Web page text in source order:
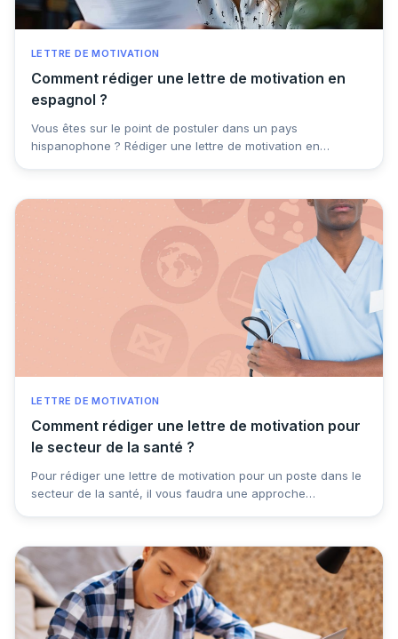
LETTRE DE MOTIVATION
Comment rédiger une lettre de motivation en
espagnol ?
Vous êtes sur le point de postuler dans un pays
hispanophone ? Rédiger une lettre de motivation en
pratiques et nos exemples concrets pour la rédaction de
votre "carta de presentación".
LETTRE DE MOTIVATION
Comment rédiger une lettre de motivation pour
le secteur de la santé ?
Pour rédiger une lettre de motivation pour un poste dans le
secteur de la santé, il vous faudra une approche
conseils pour vous aider à rédiger une lettre convaincante
et adaptée.